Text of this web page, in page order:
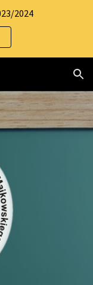
Skip to navigation
2024